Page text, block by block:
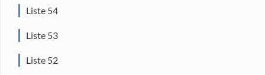
Liste 54
Liste 53
Liste 52